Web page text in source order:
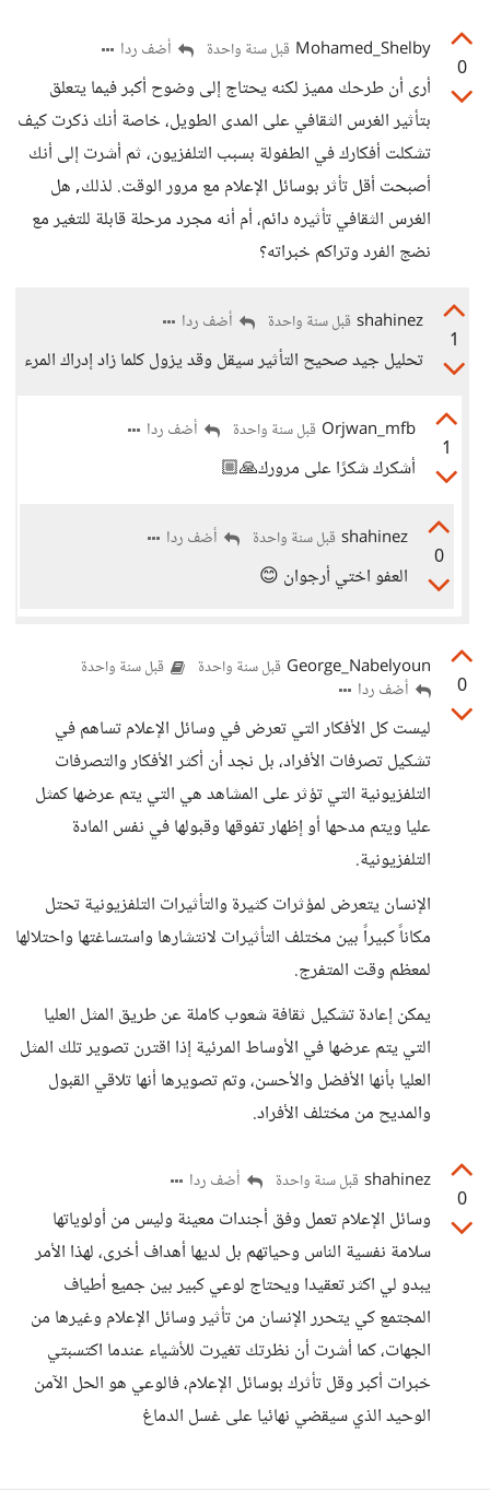
0
Mohamed_Shelby قبل سنة واحدة أضف ردا
أرى أن طرحك مميز لكنه يحتاج إلى وضوح أكبر فيما يتعلق
بتأثير الغرس الثقافي على المدى الطويل، خاصة أنك ذكرت كيف
تشكلت أفكارك في الطفولة بسبب التلفزيون، ثم أشرت إلى أنك
أصبحت أقل تأثر بوسائل الإعلام مع مرور الوقت. لذلك, هل
الغرس الثقافي تأثيره دائم، أم أنه مجرد مرحلة قابلة للتغير مع
نضج الفرد وتراكم خبراته؟
1
shahinez قبل سنة واحدة أضف ردا
تحليل جيد صحيح التأثير سيقل وقد يزول كلما زاد إدراك المرء
1
Orjwan_mfb قبل سنة واحدة أضف ردا
أشكرك شكرًا على مرورك🙏🏼
0
shahinez قبل سنة واحدة أضف ردا
العفو اختي أرجوان 😊
0
George_Nabelyoun قبل سنة واحدة قبل سنة واحدة
أضف ردا
ليست كل الأفكار التي تعرض في وسائل الإعلام تساهم في
تشكيل تصرفات الأفراد، بل نجد أن أكثر الأفكار والتصرفات
التلفزيونية التي تؤثر على المشاهد هي التي يتم عرضها كمثل
عليا ويتم مدحها أو إظهار تفوقها وقبولها في نفس المادة
التلفزيونية.
الإنسان يتعرض لمؤثرات كثيرة والتأثيرات التلفزيونية تحتل
مكاناً كبيراً بين مختلف التأثيرات لانتشارها واستساغتها واحتلالها
لمعظم وقت المتفرج.
يمكن إعادة تشكيل ثقافة شعوب كاملة عن طريق المثل العليا
التي يتم عرضها في الأوساط المرئية إذا اقترن تصوير تلك المثل
العليا بأنها الأفضل والأحسن، وتم تصويرها أنها تلاقي القبول
والمديح من مختلف الأفراد.
0
shahinez قبل سنة واحدة أضف ردا
وسائل الإعلام تعمل وفق أجندات معينة وليس من أولوياتها
سلامة نفسية الناس وحياتهم بل لديها أهداف أخرى، لهذا الأمر
يبدو لي اكثر تعقيدا ويحتاج لوعي كبير بين جميع أطياف
المجتمع كي يتحرر الإنسان من تأثير وسائل الإعلام وغيرها من
الجهات، كما أشرت أن نظرتك تغيرت للأشياء عندما اكتسبتي
خبرات أكبر وقل تأثرك بوسائل الإعلام، فالوعي هو الحل الآمن
الوحيد الذي سيقضي نهائيا على غسل الدماغ